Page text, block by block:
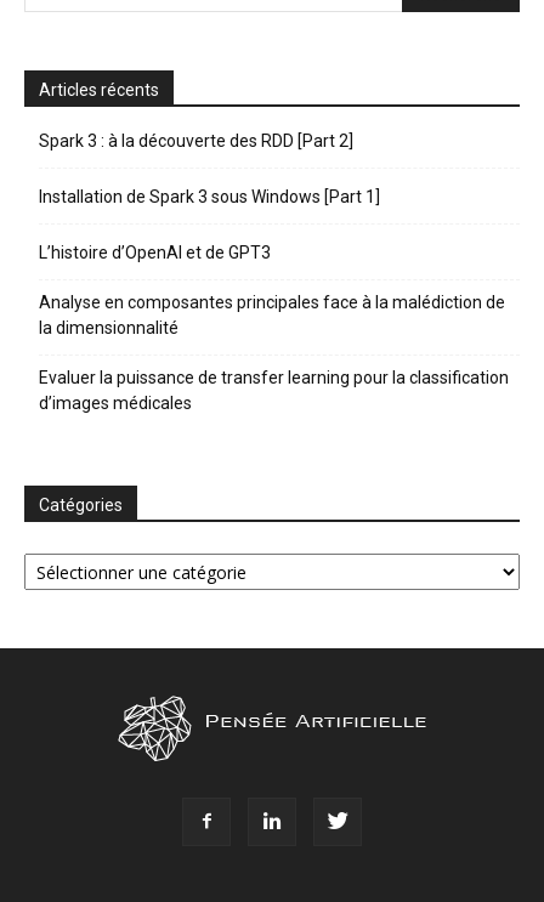
Articles récents
Spark 3 : à la découverte des RDD [Part 2]
Installation de Spark 3 sous Windows [Part 1]
L’histoire d’OpenAI et de GPT3
Analyse en composantes principales face à la malédiction de
la dimensionnalité
Evaluer la puissance de transfer learning pour la classification
d’images médicales
Catégories
Catégories